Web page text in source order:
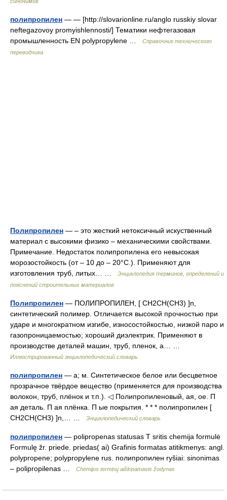
полипропилен — — [http://slovarionline.ru/anglo russkiy slovar
neftegazovoy promyishlennosti/] Тематики нефтегазовая
промышленность EN polypropylene …
Справочник технического
переводчика
Полипропилен — – это жесткий нетоксичный искуственный
материал с высокими физико – механическими свойствами.
Примечание. Недостаток полипропилена его невысокая
морозостойкость (от – 10 до – 20°С.). Применяют для
изготовления труб, литых… …
Энциклопедия терминов, определений и
пояснений строительных материалов
Полипропилен — ПОЛИПРОПИЛЕН, [ CH2CH(CH3) ]n,
синтетический полимер. Отличается высокой прочностью при
ударе и многократном изгибе, износостойкостью, низкой паро и
газопроницаемостью; хороший диэлектрик. Применяют в
производстве деталей машин, труб, пленок, а… …
Иллюстрированный энциклопедический словарь
полипропилен — а; м. Синтетическое белое или бесцветное
прозрачное твёрдое вещество (применяется для производства
волокон, труб, плёнок и т.п.). ◁ Полипропиленовый, ая, ое. П
ая деталь. П ая плёнка. П ые покрытия. * * * полипропилен [
СН2СН(СН3) ]n,… …
Энциклопедический словарь
полипропилен — polipropenas statusas T sritis chemija formulė
Formulę žr. priede. priedas( ai) Grafinis formatas atitikmenys: angl.
polypropene; polypropylene rus. полипропилен ryšiai: sinonimas
– polipropilenas …
Chemijos terminų aiškinamasis žodynas